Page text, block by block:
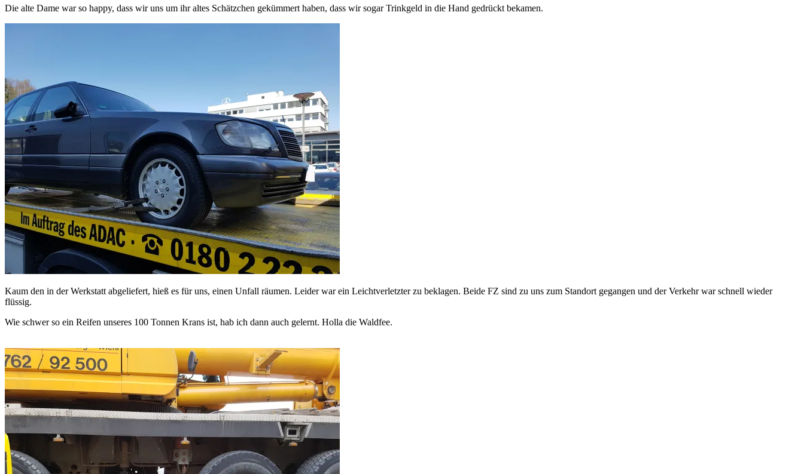
Die alte Dame war so happy, dass wir uns um ihr altes Schätzchen gekümmert haben, dass wir sogar Trinkgeld in die Hand gedrückt bekamen.
Kaum den in der Werkstatt abgeliefert, hieß es für uns, einen Unfall räumen. Leider war ein Leichtverletzter zu beklagen. Beide FZ sind zu uns zum Standort gegangen und der Verkehr war schnell wieder
flüssig.
Wie schwer so ein Reifen unseres 100 Tonnen Krans ist, hab ich dann auch gelernt. Holla die Waldfee.